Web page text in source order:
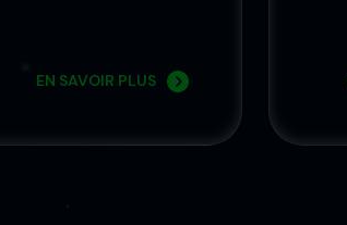
EN SAVOIR PLUS